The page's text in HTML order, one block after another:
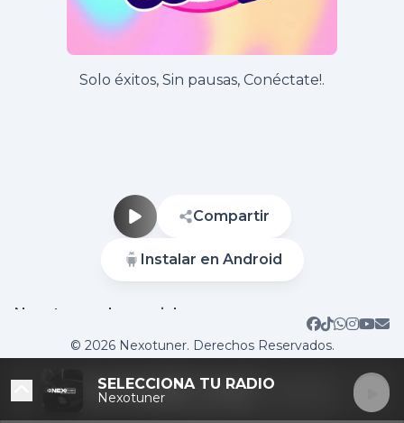
Solo éxitos, Sin pausas, Conéctate!.
Compartir
Instalar en Android
Nuestras redes sociales
Sitio web Contactar
© 2026 Nexotuner. Derechos Reservados.
SELECCIONA TU RADIO
Nexotuner